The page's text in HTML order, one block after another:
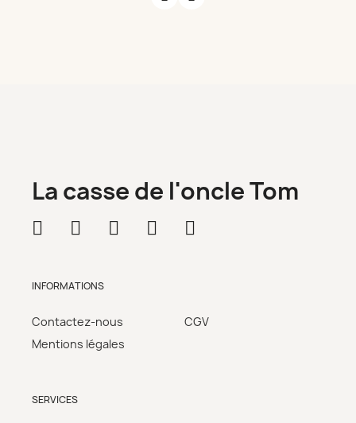
La casse de l'oncle Tom
INFORMATIONS
Contactez-nous
Mentions légales
CGV
SERVICES